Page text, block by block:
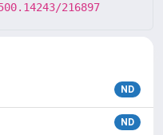
216897
ND
ND